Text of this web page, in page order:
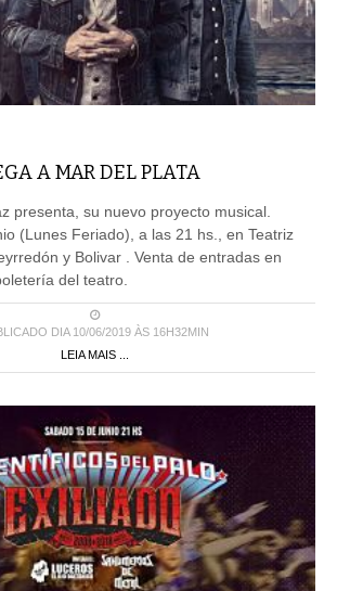
A MAR DEL PLATA
presenta, su nuevo proyecto musical.
(Lunes Feriado), a las 21 hs., en Teatriz
y Bolivar . Venta de entradas en
del teatro.
DIA 10/06/2019 ÀS 16H32MIN
LEIA MAIS ...